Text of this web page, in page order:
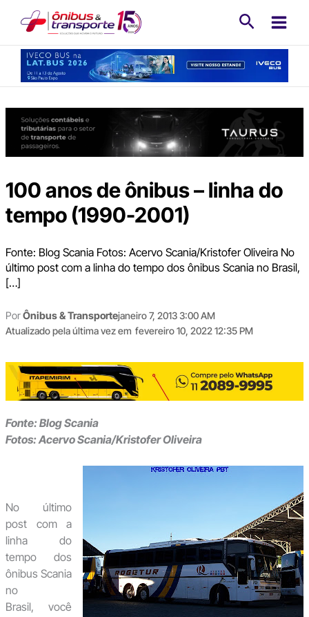
conteúdo
100 anos de ônibus – linha do
tempo (1990-2001)
Fonte: Blog Scania Fotos: Acervo Scania/Kristofer Oliveira No
último post com a linha do tempo dos ônibus Scania no Brasil,
[…]
PorÔnibus & Transportejaneiro 7, 2013 3:00 AM
Atualizado pela última vez em fevereiro 10, 2022 12:35 PM
Fonte: Blog Scania
Fotos: Acervo Scania/Kristofer Oliveira
No último
post com a
linha do
tempo dos
ônibus Scania
no
Brasil, você